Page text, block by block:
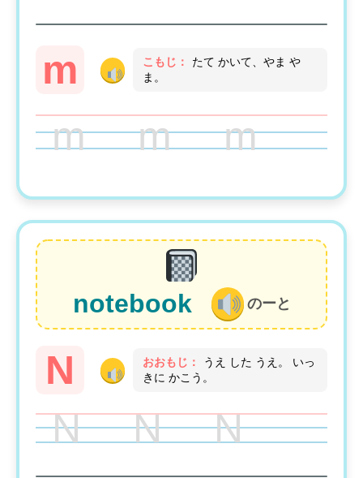
m こもじ：
たて かいて、やま や
ま。
m m m
notebook のーと
N おおもじ：
うえ した うえ。 いっ
きに かこう。
N N N